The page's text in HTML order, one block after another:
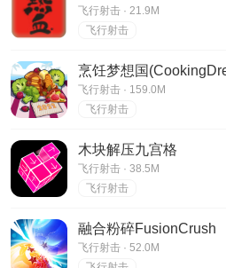
飞行射击 · 21.9M
飞行射击
烹饪梦想国
飞行射击 · 159.0M
飞行射击
木块解压九宫格
飞行射击 · 38.5M
飞行射击
融合粉碎FusionCrush
飞行射击 · 52.0M